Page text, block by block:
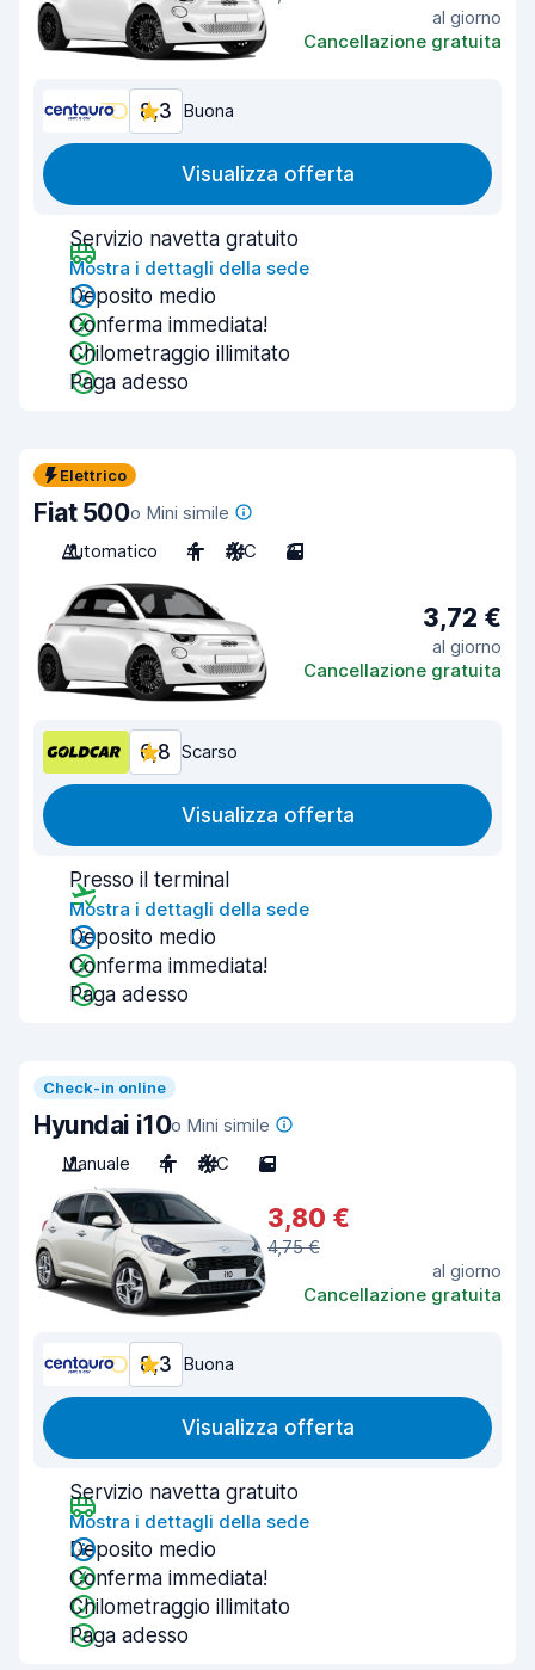
al giorno
Cancellazione gratuita
8,3 Buona
Visualizza offerta
Servizio navetta gratuito
Mostra i dettagli della sede
Deposito medio
Conferma immediata!
Chilometraggio illimitato
Paga adesso
Elettrico
Fiat 500o Mini simile
Automatico
4 A/C 3
3,72 €
al giorno
Cancellazione gratuita
6,8 Scarso
Visualizza offerta
Presso il terminal
Mostra i dettagli della sede
Deposito medio
Conferma immediata!
Paga adesso
Check-in online
Hyundai i10o Mini simile
Manuale
4 A/C 5
3,80 €
4,75 €
al giorno
Cancellazione gratuita
8,3 Buona
Visualizza offerta
Servizio navetta gratuito
Mostra i dettagli della sede
Deposito medio
Conferma immediata!
Chilometraggio illimitato
Paga adesso